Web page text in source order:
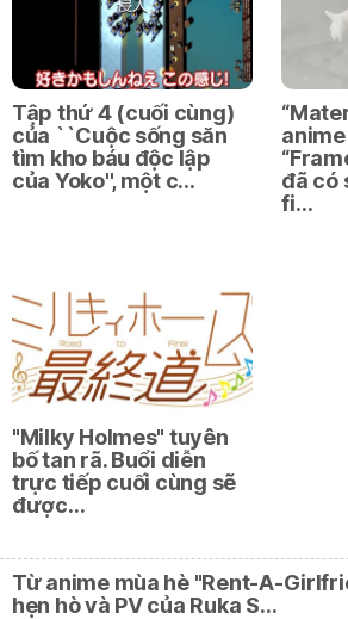
Tập thứ 4 (cuối cùng)
của ``Cuộc sống săn
tìm kho báu độc lập
của Yoko'', một c…
đã có
fi…
"Milky Holmes" tuyên
bố tan rã. Buổi diễn
trực tiếp cuối cùng sẽ
được…
Từ anime mùa hè "Rent-A-
hẹn hò và PV của Ruka S…